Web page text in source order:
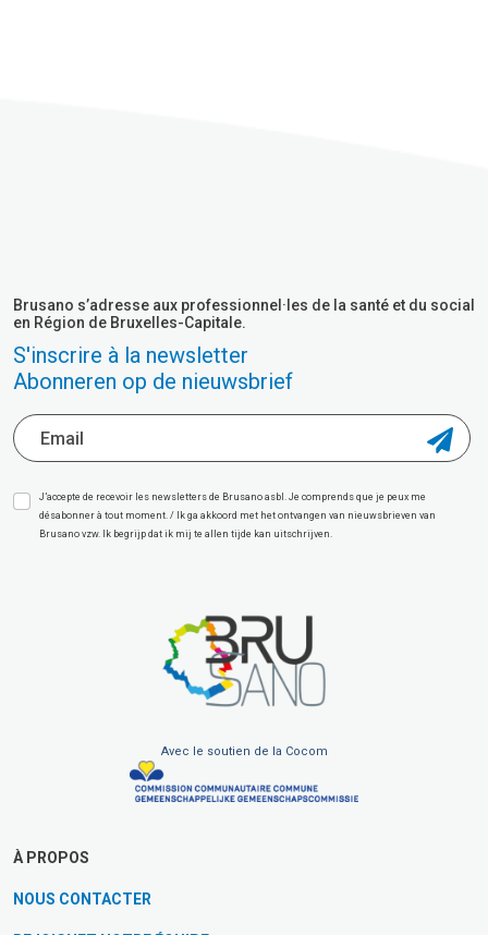
Brusano s’adresse aux professionnel·les de la santé et du social
en Région de Bruxelles-Capitale.
S'inscrire à la newsletter
Abonneren op de nieuwsbrief
J’accepte de recevoir les newsletters de Brusano asbl. Je comprends que je peux me
désabonner à tout moment. / Ik ga akkoord met het ontvangen van nieuwsbrieven van
Brusano vzw. Ik begrijp dat ik mij te allen tijde kan uitschrijven.
Avec le soutien de la Cocom
À PROPOS
NOUS CONTACTER